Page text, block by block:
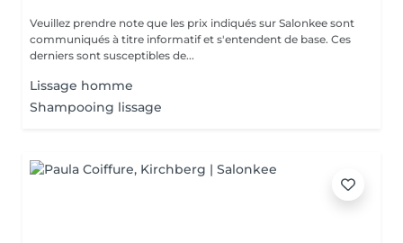
Veuillez prendre note que les prix indiqués sur Salonkee sont
communiqués à titre informatif et s'entendent de base. Ces
derniers sont susceptibles de...
Lissage homme
Shampooing lissage